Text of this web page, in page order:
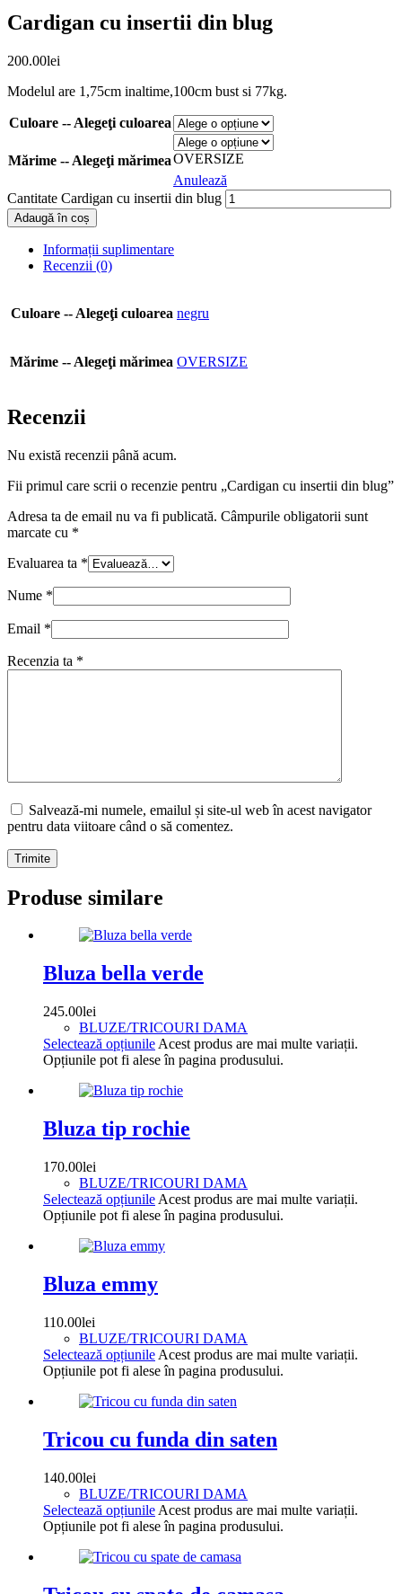
Cardigan cu insertii din blug
200.00lei
Modelul are 1,75cm inaltime,100cm bust si 77kg.
Culoare -- Alegeţi culoarea
Mărime -- Alegeţi mărimeaOVERSIZE
Anulează
Cantitate Cardigan cu insertii din blug
Adaugă în coș
Informații suplimentare
Recenzii (0)
Culoare -- Alegeţi culoarea negru
Mărime -- Alegeţi mărimea OVERSIZE
Recenzii
Nu există recenzii până acum.
Fii primul care scrii o recenzie pentru „Cardigan cu insertii din blug”
Adresa ta de email nu va fi publicată. Câmpurile obligatorii sunt
marcate cu *
Evaluarea ta *
Nume *
Email *
Recenzia ta *
Salvează-mi numele, emailul și site-ul web în acest navigator
pentru data viitoare când o să comentez.
Trimite
Produse similare
Bluza bella verde
245.00lei
BLUZE/TRICOURI DAMA
Selectează opțiunile Acest produs are mai multe variații.
Opțiunile pot fi alese în pagina produsului.
Bluza tip rochie
170.00lei
BLUZE/TRICOURI DAMA
Selectează opțiunile Acest produs are mai multe variații.
Opțiunile pot fi alese în pagina produsului.
Bluza emmy
110.00lei
BLUZE/TRICOURI DAMA
Selectează opțiunile Acest produs are mai multe variații.
Opțiunile pot fi alese în pagina produsului.
Tricou cu funda din saten
140.00lei
BLUZE/TRICOURI DAMA
Selectează opțiunile Acest produs are mai multe variații.
Opțiunile pot fi alese în pagina produsului.